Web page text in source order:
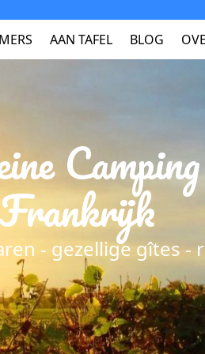
AAN TAFEL BLOG
Frankrijk
- gezellige gîtes -